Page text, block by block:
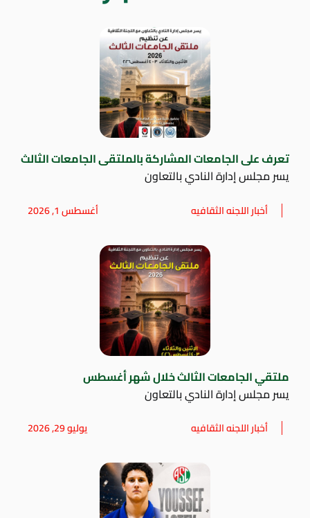
تعرف على الجامعات المشاركة بالملتقى الجامعات الثالث
يسر مجلس إدارة النادي بالتعاون
أخبار اللجنه الثقافيه أغسطس 1, 2026
ملتقي الجامعات الثالث خلال شهر أغسطس
يسر مجلس إدارة النادي بالتعاون
أخبار اللجنه الثقافيه يوليو 29, 2026